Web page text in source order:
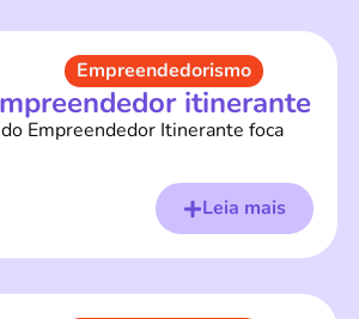
Empreendedorismo
itinerante
Empreendedor Itinerante foca
Leia mais